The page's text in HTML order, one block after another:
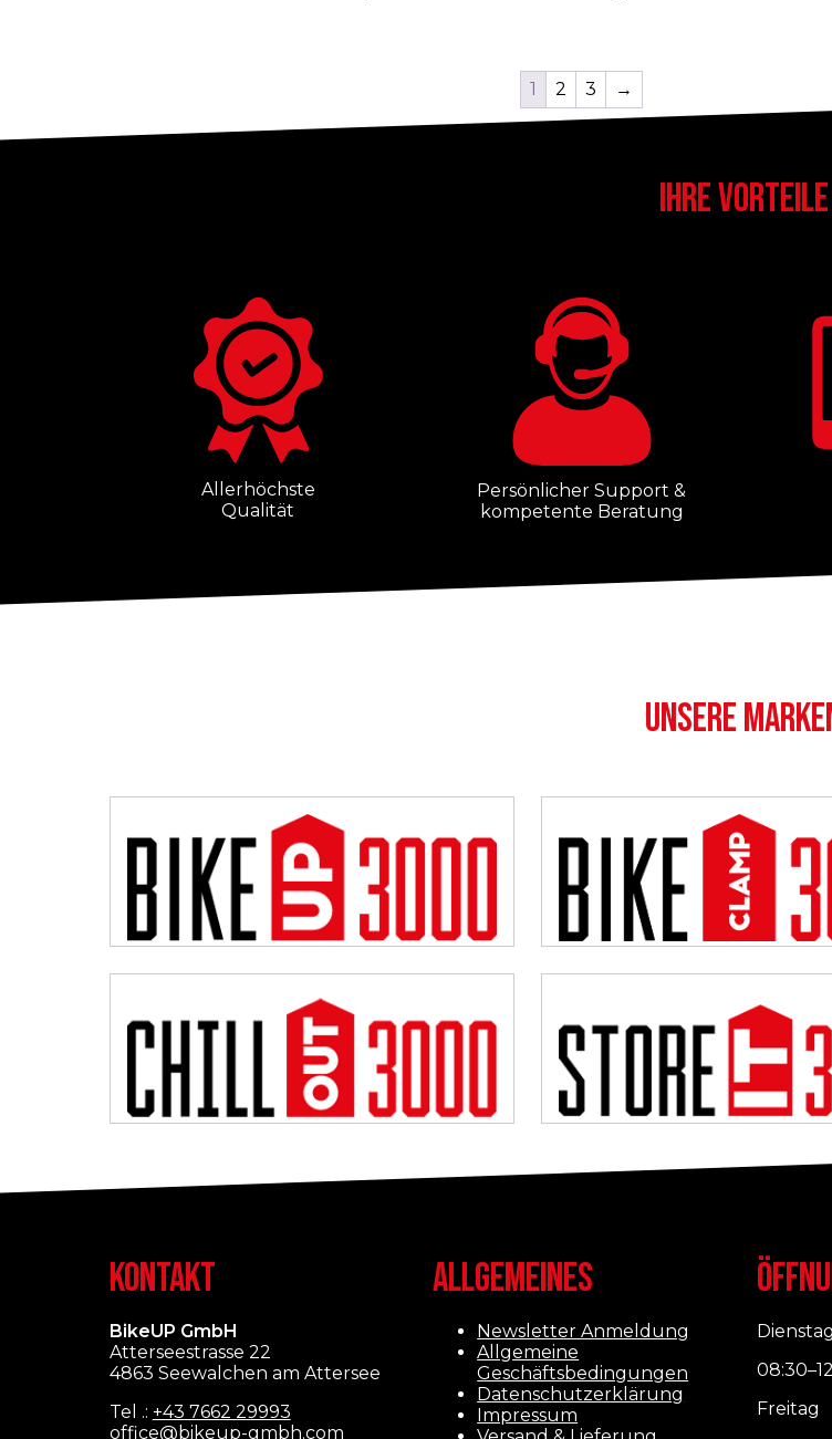
1 2 3 →
IHRE VORTEILE
Allerhöchste
Qualität
Persönlicher Support &
kompetente Beratung
UNSERE
KONTAKT
BikeUP GmbH
Atterseestrasse 22
4863 Seewalchen am Attersee
Tel .: +43 7662 29993
office@bikeup-gmbh.com
ALLGEMEINES
Newsletter Anmeldung
Allgemeine
Geschäftsbedingungen
Datenschutzerklärung
Impressum
Freitag